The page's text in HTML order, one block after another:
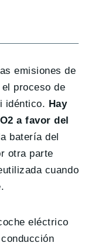
emisiones de
proceso de
idéntico. Hay
a favor del
batería del
otra parte
cuando
eléctrico